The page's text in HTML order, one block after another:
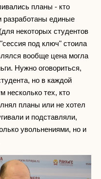
планы - кто
разработаны единые
некоторых студентов
под ключ" стоила
вообще цена могла
Нужно оговориться,
но в каждой
несколько тех, кто
планы или не хотел
и подставляли,
увольнениями, но и